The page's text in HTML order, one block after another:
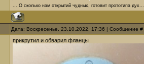
... О сколько нам открытий чудных, готовит прототипа дух...
Дата: Воскресенье, 23.10.2022, 17:36 | Сообщение #
прикрутил и обварил фланцы